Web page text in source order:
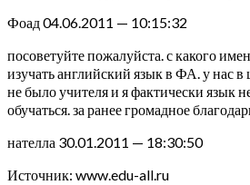
Фоад 04.06.2011 — 10:15:32
посоветуйте пожалуйста. с какого
изучать английский язык в ФА. у нас
не было учителя и я фактически язык
обучаться. за ранее громадное
нателла 30.01.2011 — 18:30:50
Источник: www.edu-all.ru